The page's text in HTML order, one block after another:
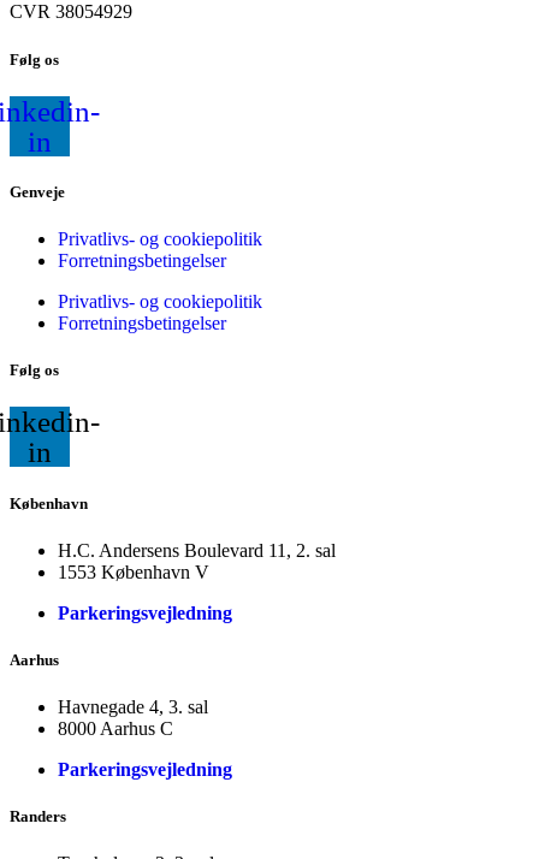
CVR 38054929
Følg os
in
Genveje
Privatlivs- og cookiepolitik
Forretningsbetingelser
Privatlivs- og cookiepolitik
Forretningsbetingelser
Følg os
in
København
H.C. Andersens Boulevard 11, 2. sal
1553 København V
Parkeringsvejledning
Aarhus
Havnegade 4, 3. sal
8000 Aarhus C
Parkeringsvejledning
Randers